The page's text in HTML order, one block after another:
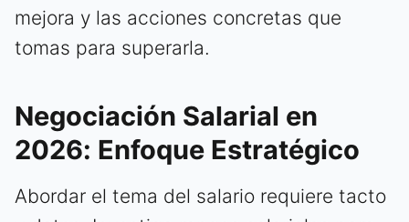
mejora y las acciones concretas que
tomas para superarla.
Negociación Salarial en
2026: Enfoque Estratégico
Abordar el tema del salario requiere tacto